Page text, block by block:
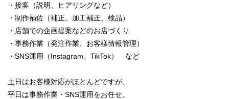
・接客（説明、ヒアリングなど）
・制作補佐（補正、加工補正、検品）
・店舗での企画提案などのお店づくり
・事務作業（発注作業、お客様情報管理）
・SNS運用（Instagram、TikTok） など
土日はお客様対応がほとんどですが、
平日は事務作業・SNS運用をお任せ。